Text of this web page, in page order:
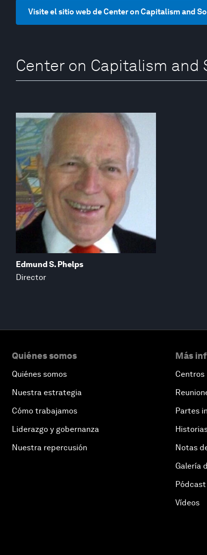
Visite el sitio web de Center on Capitalism and
Center on Capitalism and
Edmund S. Phelps
Director
Quiénes somos
Quiénes somos
Nuestra estrategia
Cómo trabajamos
Liderazgo y gobernanza
Nuestra repercusión
Más
Centros
Partes
Notas
Galería
Pódcast
Vídeos